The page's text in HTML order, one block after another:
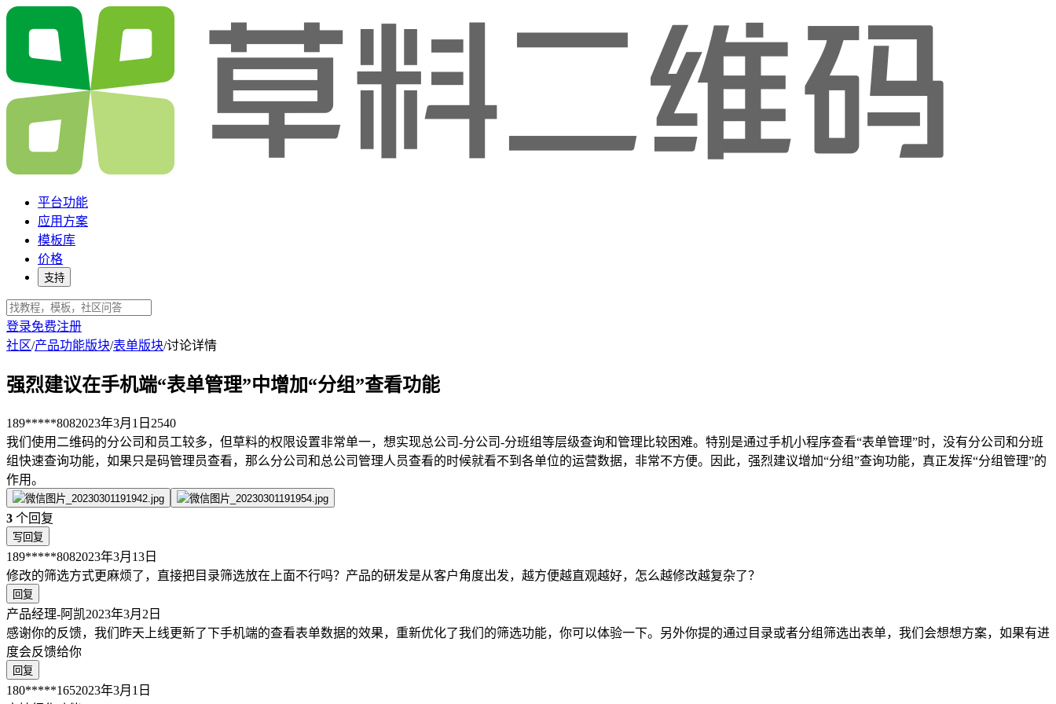
平台功能
应用方案
模板库
价格
支持
登录免费注册
社区/产品功能版块/表单版块/讨论详情
强烈建议在手机端“表单管理”中增加“分组”查看功能
189*****8082023年3月1日 2540
我们使用二维码的分公司和员工较多，但草料的权限设置非常单一，想实现总公司-分公司-分班组等层级查询和管理比较困难。特别是通过手机小程序查看“表单管理”时，没有分公司和分班
组快速查询功能，如果只是码管理员查看，那么分公司和总公司管理人员查看的时候就看不到各单位的运营数据，非常不方便。因此，强烈建议增加“分组”查询功能，真正发挥“分组管理”的
作用。
3 个回复
写回复
189*****8082023年3月13日
修改的筛选方式更麻烦了，直接把目录筛选放在上面不行吗？产品的研发是从客户角度出发，越方便越直观越好，怎么越修改越复杂了？
回复
产品经理-阿凯2023年3月2日
感谢你的反馈，我们昨天上线更新了下手机端的查看表单数据的效果，重新优化了我们的筛选功能，你可以体验一下。另外你提的通过目录或者分组筛选出表单，我们会想想方案，如果有进
度会反馈给你
回复
180*****1652023年3月1日